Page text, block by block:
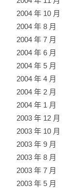
2004 年 10 月
2004 年 8 月
2004 年 7 月
2004 年 6 月
2004 年 5 月
2004 年 4 月
2004 年 2 月
2004 年 1 月
2003 年 12 月
2003 年 10 月
2003 年 9 月
2003 年 8 月
2003 年 7 月
2003 年 5 月